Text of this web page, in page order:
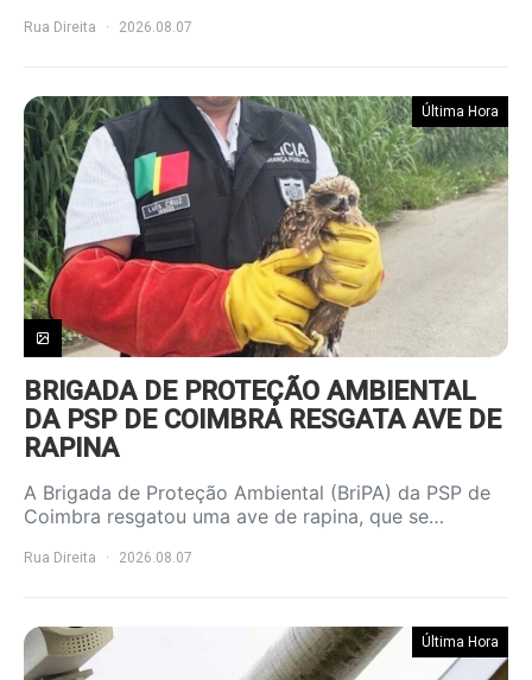
Rua Direita 2026.08.07
Última Hora
BRIGADA DE PROTEÇÃO AMBIENTAL
DA PSP DE COIMBRA RESGATA AVE DE
RAPINA
A Brigada de Proteção Ambiental (BriPA) da PSP de
Coimbra resgatou uma ave de rapina, que se…
Rua Direita 2026.08.07
Última Hora